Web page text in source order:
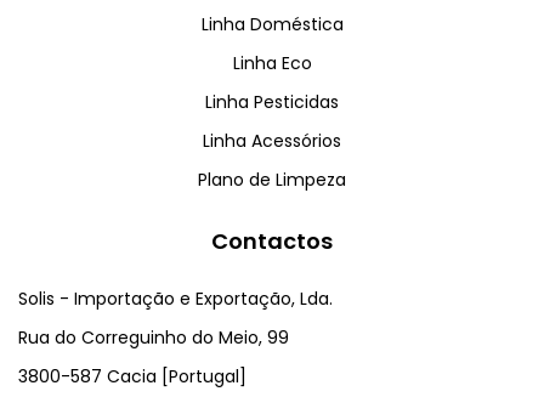
Linha Doméstica
Linha Eco
Linha Pesticidas
Linha Acessórios
Plano de Limpeza
Contactos
Solis - Importação e Exportação, Lda.
Rua do Correguinho do Meio, 99
3800-587 Cacia [Portugal]